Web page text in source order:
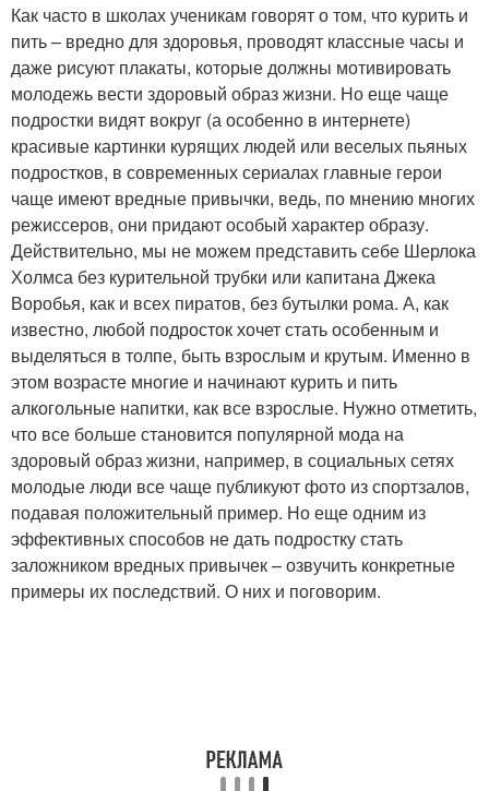
Как часто в школах ученикам говорят о том, что курить и
пить – вредно для здоровья, проводят классные часы и
даже рисуют плакаты, которые должны мотивировать
молодежь вести здоровый образ жизни. Но еще чаще
подростки видят вокруг (а особенно в интернете)
красивые картинки курящих людей или веселых пьяных
подростков, в современных сериалах главные герои
чаще имеют вредные привычки, ведь, по мнению многих
режиссеров, они придают особый характер образу.
Действительно, мы не можем представить себе Шерлока
Холмса без курительной трубки или капитана Джека
Воробья, как и всех пиратов, без бутылки рома. А, как
известно, любой подросток хочет стать особенным и
выделяться в толпе, быть взрослым и крутым. Именно в
этом возрасте многие и начинают курить и пить
алкогольные напитки, как все взрослые. Нужно отметить,
что все больше становится популярной мода на
здоровый образ жизни, например, в социальных сетях
молодые люди все чаще публикуют фото из спортзалов,
подавая положительный пример. Но еще одним из
эффективных способов не дать подростку стать
заложником вредных привычек – озвучить конкретные
примеры их последствий. О них и поговорим.